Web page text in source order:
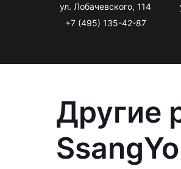
ул. Лобачевского, 114
+7 (495) 135-42-87
Другие